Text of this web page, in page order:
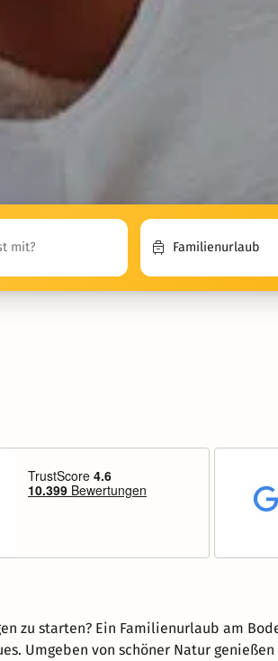
zu starten? Ein Familienurlaub am
Umgeben von schöner Natur